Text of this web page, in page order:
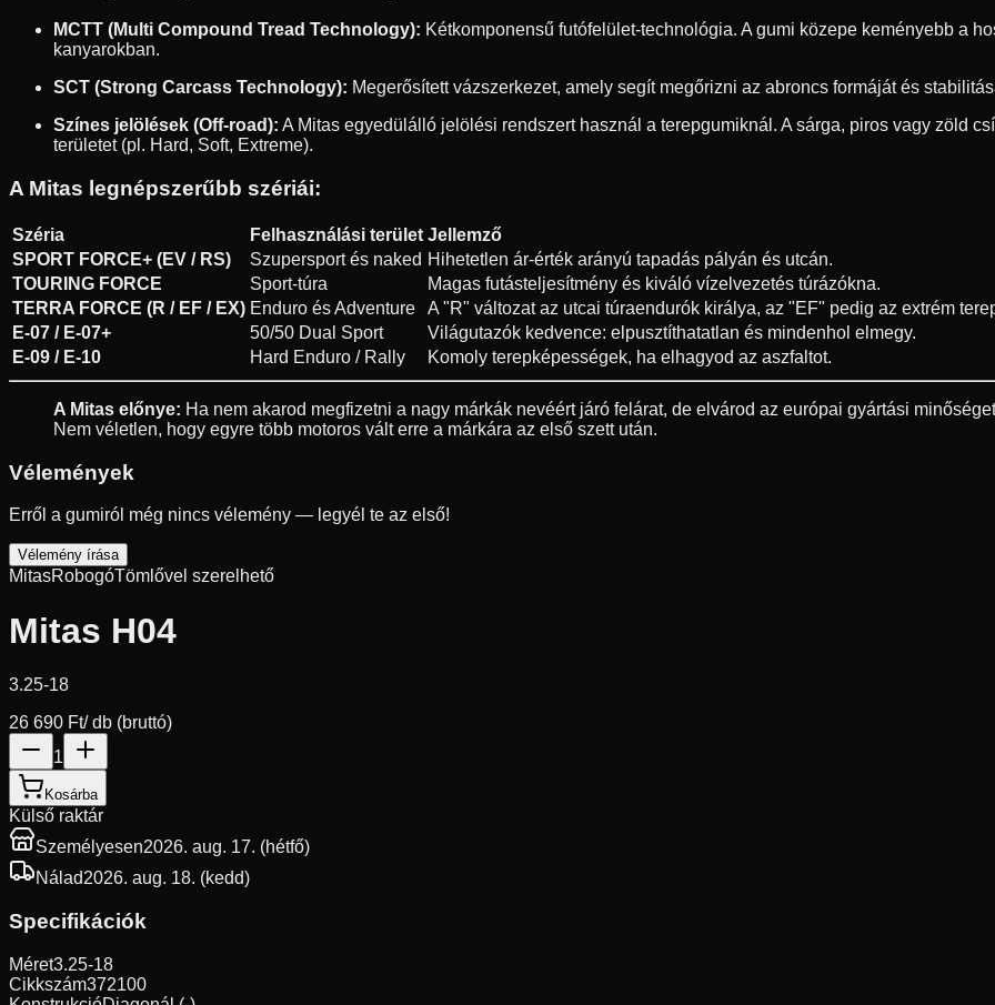
MCTT (Multi Compound Tread Technology): Kétkomponensű futófelület-technológia. A gumi közepe keményebb a
kanyarokban.
SCT (Strong Carcass Technology): Megerősített vázszerkezet, amely segít megőrizni az abroncs formáját és
Színes jelölések (Off-road): A Mitas egyedülálló jelölési rendszert használ a terepgumiknál. A sárga, piros vagy zöld
területet (pl. Hard, Soft, Extreme).
A Mitas legnépszerűbb szériái:
Széria Felhasználási terület Jellemző
SPORT FORCE+ (EV / RS)
Szupersport és naked Hihetetlen ár-érték arányú tapadás pályán és utcán.
TOURING FORCE
Sport-túra
Magas futásteljesítmény és kiváló vízelvezetés túrázókna.
TERRA FORCE (R / EF / EX) Enduro és Adventure
A "R" változat az utcai túraendurók királya, az "EF" pedig az extrém
E-07 / E-07+
50/50 Dual Sport
Világutazók kedvence: elpusztíthatatlan és mindenhol elmegy.
E-09 / E-10
Hard Enduro / Rally Komoly terepképességek, ha elhagyod az aszfaltot.
A Mitas előnye: Ha nem akarod megfizetni a nagy márkák nevéért járó felárat, de elvárod az európai gyártási
Nem véletlen, hogy egyre több motoros vált erre a márkára az első szett után.
Vélemények
Erről a gumiról még nincs vélemény — legyél te az első!
Vélemény írása
MitasRobogóTömlővel szerelhető
Mitas H04
3.25-18
26 690 Ft/ db (bruttó)
1
Kosárba
Külső raktár
Személyesen2026. aug. 17. (hétfő)
Nálad2026. aug. 18. (kedd)
Specifikációk
Méret3.25-18
Cikkszám372100